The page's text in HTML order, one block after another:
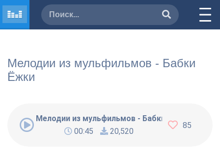
Мелодии из мульфильмов - Бабки
Ёжки
Мелодии из мульфильмов - Бабки Ёжки
00:45
20,520
85